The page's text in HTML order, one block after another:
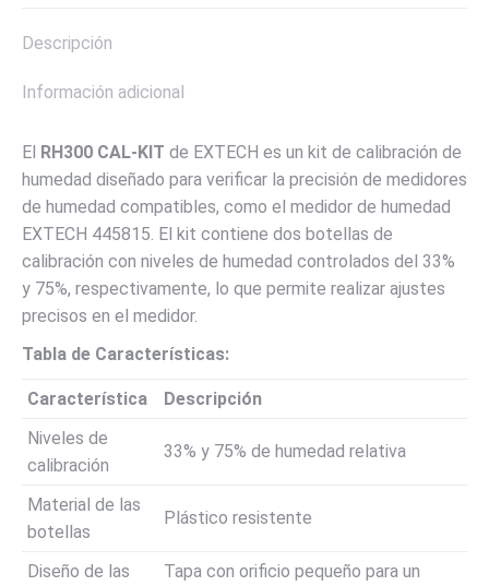
Descripción
Información adicional
El RH300 CAL-KIT de EXTECH es un kit de calibración de
humedad diseñado para verificar la precisión de medidores
de humedad compatibles, como el medidor de humedad
EXTECH 445815. El kit contiene dos botellas de
calibración con niveles de humedad controlados del 33%
y 75%, respectivamente, lo que permite realizar ajustes
precisos en el medidor.
Tabla de Características:
Característica
Descripción
Niveles de
calibración
33% y 75% de humedad relativa
Material de las
botellas
Plástico resistente
Diseño de las
Tapa con orificio pequeño para un